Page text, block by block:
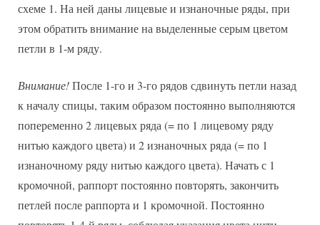
схеме 1. На ней даны лицевые и изнаночные ряды, при
этом обратить внимание на выделенные серым цветом
петли в 1-м ряду.
Внимание!После 1-го и 3-го рядов сдвинуть петли назад
к началу спицы, таким образом постоянно выполняются
попеременно 2 лицевых ряда (= по 1 лицевому ряду
нитью каждого цвета) и 2 изнаночных ряда (= по 1
изнаночному ряду нитью каждого цвета). Начать с 1
кромочной, раппорт постоянно повторять, закончить
петлей после раппорта и 1 кромочной. Постоянно